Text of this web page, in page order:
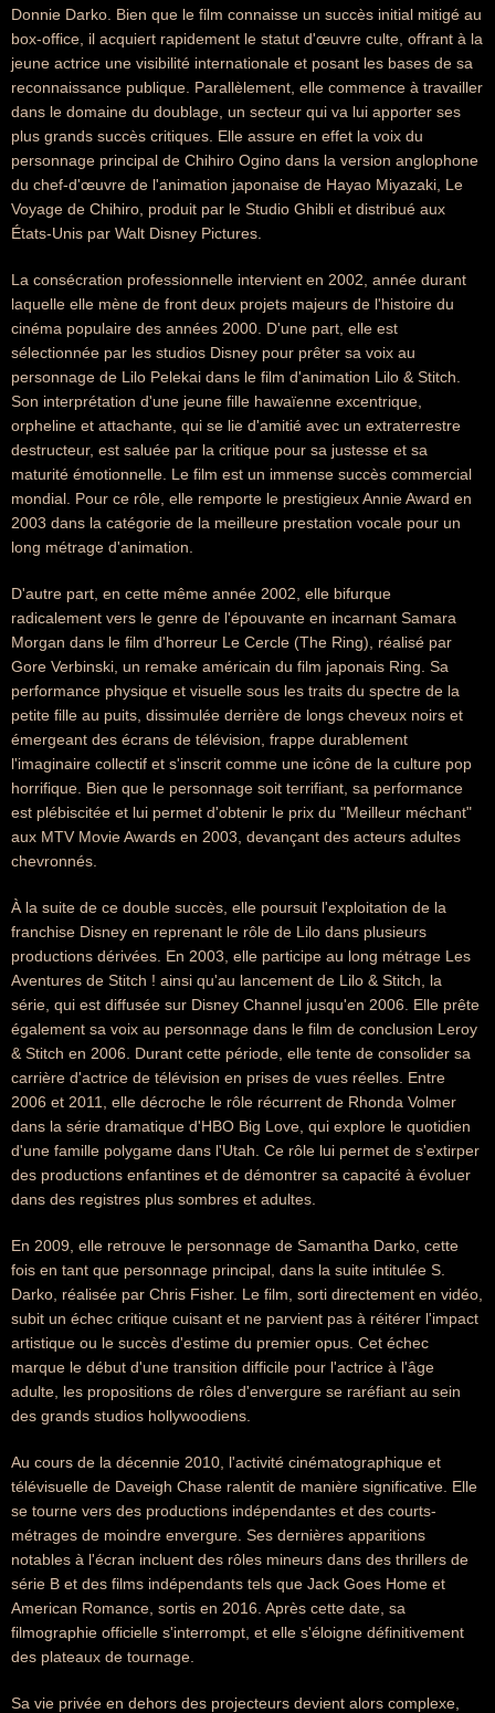
Donnie Darko. Bien que le film connaisse un succès initial mitigé au
box-office, il acquiert rapidement le statut d'œuvre culte, offrant à la
jeune actrice une visibilité internationale et posant les bases de sa
reconnaissance publique. Parallèlement, elle commence à travailler
dans le domaine du doublage, un secteur qui va lui apporter ses
plus grands succès critiques. Elle assure en effet la voix du
personnage principal de Chihiro Ogino dans la version anglophone
du chef-d'œuvre de l'animation japonaise de Hayao Miyazaki, Le
Voyage de Chihiro, produit par le Studio Ghibli et distribué aux
États-Unis par Walt Disney Pictures.
La consécration professionnelle intervient en 2002, année durant
laquelle elle mène de front deux projets majeurs de l'histoire du
cinéma populaire des années 2000. D'une part, elle est
sélectionnée par les studios Disney pour prêter sa voix au
personnage de Lilo Pelekai dans le film d'animation Lilo & Stitch.
Son interprétation d'une jeune fille hawaïenne excentrique,
orpheline et attachante, qui se lie d'amitié avec un extraterrestre
destructeur, est saluée par la critique pour sa justesse et sa
maturité émotionnelle. Le film est un immense succès commercial
mondial. Pour ce rôle, elle remporte le prestigieux Annie Award en
2003 dans la catégorie de la meilleure prestation vocale pour un
long métrage d'animation.
D'autre part, en cette même année 2002, elle bifurque
radicalement vers le genre de l'épouvante en incarnant Samara
Morgan dans le film d'horreur Le Cercle (The Ring), réalisé par
Gore Verbinski, un remake américain du film japonais Ring. Sa
performance physique et visuelle sous les traits du spectre de la
petite fille au puits, dissimulée derrière de longs cheveux noirs et
émergeant des écrans de télévision, frappe durablement
l'imaginaire collectif et s'inscrit comme une icône de la culture pop
horrifique. Bien que le personnage soit terrifiant, sa performance
est plébiscitée et lui permet d'obtenir le prix du "Meilleur méchant"
aux MTV Movie Awards en 2003, devançant des acteurs adultes
chevronnés.
À la suite de ce double succès, elle poursuit l'exploitation de la
franchise Disney en reprenant le rôle de Lilo dans plusieurs
productions dérivées. En 2003, elle participe au long métrage Les
Aventures de Stitch ! ainsi qu'au lancement de Lilo & Stitch, la
série, qui est diffusée sur Disney Channel jusqu'en 2006. Elle prête
également sa voix au personnage dans le film de conclusion Leroy
& Stitch en 2006. Durant cette période, elle tente de consolider sa
carrière d'actrice de télévision en prises de vues réelles. Entre
2006 et 2011, elle décroche le rôle récurrent de Rhonda Volmer
dans la série dramatique d'HBO Big Love, qui explore le quotidien
d'une famille polygame dans l'Utah. Ce rôle lui permet de s'extirper
des productions enfantines et de démontrer sa capacité à évoluer
dans des registres plus sombres et adultes.
En 2009, elle retrouve le personnage de Samantha Darko, cette
fois en tant que personnage principal, dans la suite intitulée S.
Darko, réalisée par Chris Fisher. Le film, sorti directement en vidéo,
subit un échec critique cuisant et ne parvient pas à réitérer l'impact
artistique ou le succès d'estime du premier opus. Cet échec
marque le début d'une transition difficile pour l'actrice à l'âge
adulte, les propositions de rôles d'envergure se raréfiant au sein
des grands studios hollywoodiens.
Au cours de la décennie 2010, l'activité cinématographique et
télévisuelle de Daveigh Chase ralentit de manière significative. Elle
se tourne vers des productions indépendantes et des courts-
métrages de moindre envergure. Ses dernières apparitions
notables à l'écran incluent des rôles mineurs dans des thrillers de
série B et des films indépendants tels que Jack Goes Home et
American Romance, sortis en 2016. Après cette date, sa
filmographie officielle s'interrompt, et elle s'éloigne définitivement
des plateaux de tournage.
Sa vie privée en dehors des projecteurs devient alors complexe,